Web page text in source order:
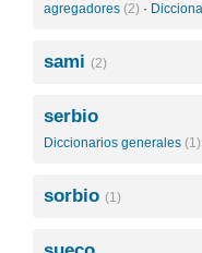
agregadores (2) ·
sami (2)
serbio
Diccionarios generales (1)
sorbio (1)